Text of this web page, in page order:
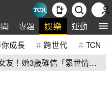
專題 娛樂 運動 全
成長 跨世代 TCN
友！她3歲確信「累世情